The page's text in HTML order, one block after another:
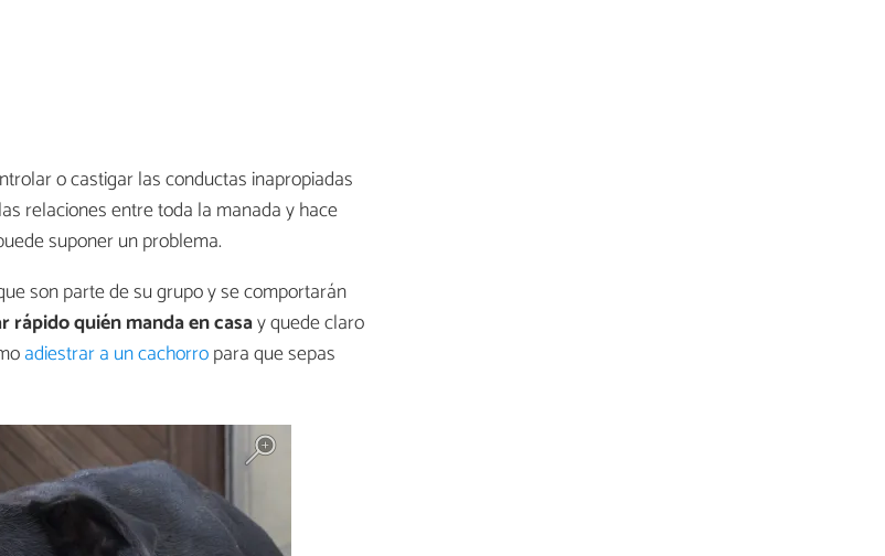
o castigar las conductas inapropiadas
relaciones entre toda la manada y hace
suponer un problema.
son parte de su grupo y se comportarán
rápido quién manda en casay quede claro
adiestrar a un cachorropara que sepas